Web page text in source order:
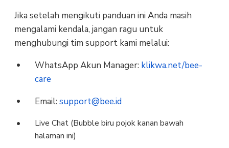
Jika setelah mengikuti panduan ini Anda masih
mengalami kendala, jangan ragu untuk
menghubungi tim support kami melalui:
WhatsApp Akun Manager: klikwa.net/bee-
care
Email: support@bee.id
Live Chat (Bubble biru pojok kanan bawah
halaman ini)